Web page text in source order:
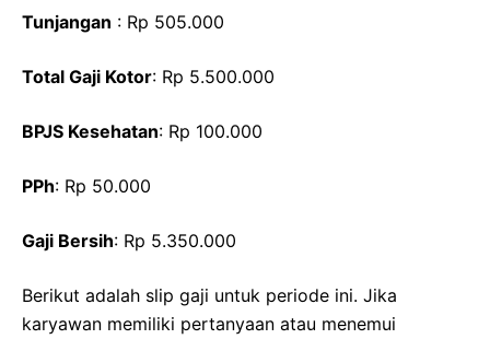
Tunjangan : Rp 505.000
Total Gaji Kotor: Rp 5.500.000
BPJS Kesehatan: Rp 100.000
PPh: Rp 50.000
Gaji Bersih: Rp 5.350.000
Berikut adalah slip gaji untuk periode ini. Jika
karyawan memiliki pertanyaan atau menemui